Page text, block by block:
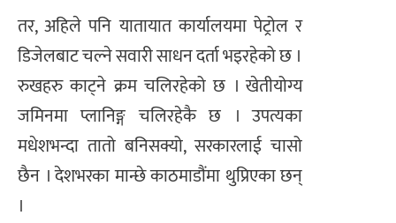
तर, अहिले पनि यातायात कार्यालयमा पेट्रोल र
डिजेलबाट चल्ने सवारी साधन दर्ता भइरहेको छ ।
रुखहरु काट्ने क्रम चलिरहेको छ । खेतीयोग्य
जमिनमा प्लानिङ्ग चलिरहेकै छ । उपत्यका
मधेशभन्दा तातो बनिसक्यो, सरकारलाई चासो
छैन । देशभरका मान्छे काठमाडौंमा थुप्रिएका छन्
।